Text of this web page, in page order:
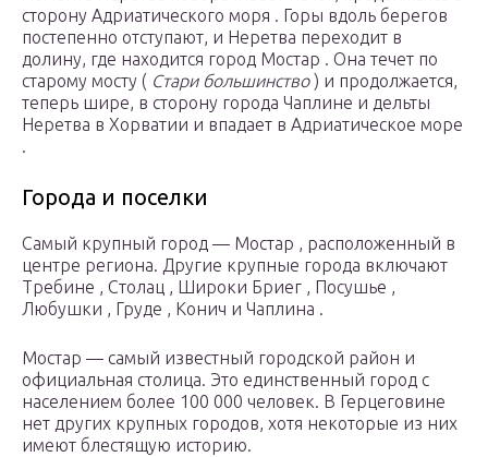
сторону Адриатического моря . Горы вдоль берегов
постепенно отступают, и Неретва переходит в
долину, где находится город Мостар . Она течет по
старому мосту ( Стари большинство) и продолжается,
теперь шире, в сторону города Чаплине и дельты
Неретва в Хорватии и впадает в Адриатическое море
.
Города и поселки
Самый крупный город — Мостар , расположенный в
центре региона. Другие крупные города включают
Требине , Столац , Широки Бриег , Посушье ,
Любушки , Груде , Конич и Чаплина .
Мостар — самый известный городской район и
официальная столица. Это единственный город с
населением более 100 000 человек. В Герцеговине
нет других крупных городов, хотя некоторые из них
имеют блестящую историю.